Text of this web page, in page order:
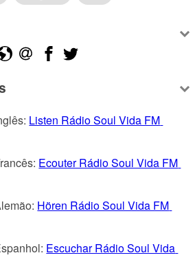
Listen Rádio Soul Vida FM
Ecouter Rádio Soul Vida FM
Hören Rádio Soul Vida FM
Escuchar Rádio Soul Vida